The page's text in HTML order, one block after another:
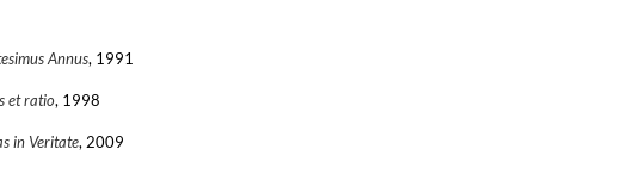
Annus, 1991
et ratio, 1998
in Veritate, 2009